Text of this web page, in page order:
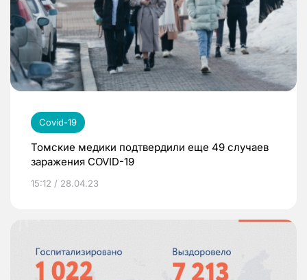
Covid-19
Томские медики подтвердили еще 49 случаев
заражения COVID-19
15:12 / 28.04.23